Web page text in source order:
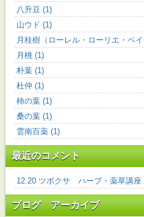
八升豆 (1)
山ウド (1)
月桂樹（ローレル・ローリエ・ベ
月桃 (1)
朴葉 (1)
杜仲 (1)
柿の葉 (1)
桑の葉 (1)
雲南百薬 (1)
最近のコメント
12.20 ツボクサ ハーブ・薬草
ブログ アーカイブ